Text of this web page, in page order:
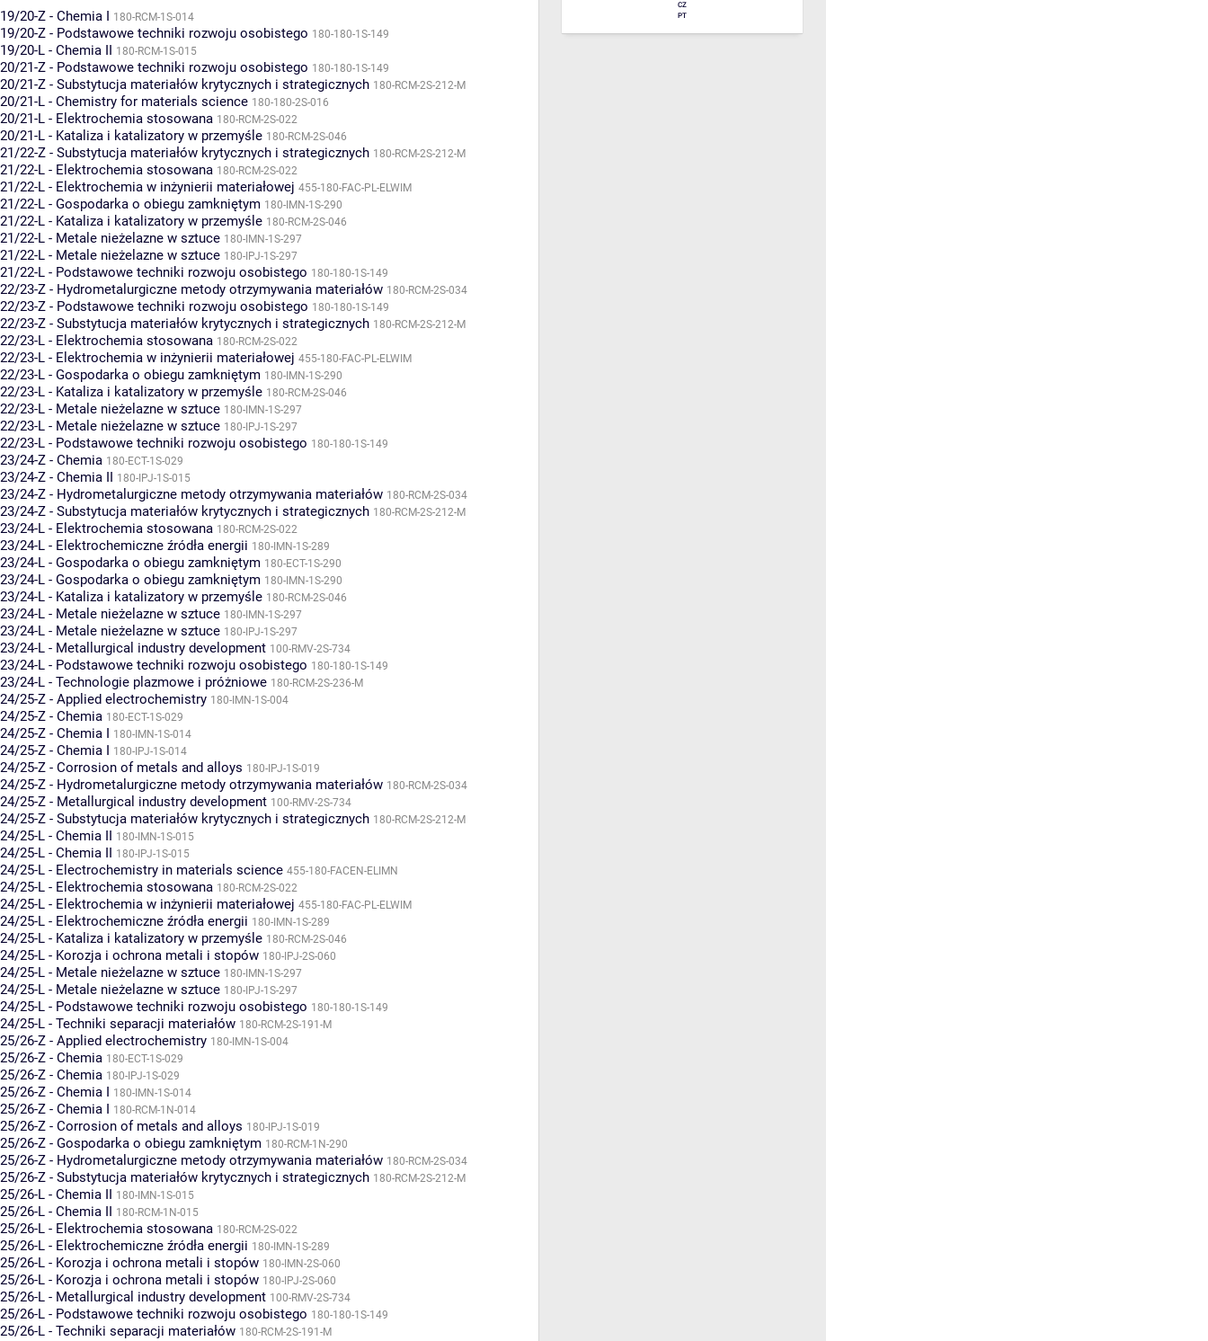
19/20-Z - Chemia I 180-RCM-1S-014
19/20-Z - Podstawowe techniki rozwoju osobistego 180-180-1S-149
19/20-L - Chemia II 180-RCM-1S-015
20/21-Z - Podstawowe techniki rozwoju osobistego 180-180-1S-149
20/21-Z - Substytucja materiałów krytycznych i strategicznych 180-RCM-2S-212-M
20/21-L - Chemistry for materials science 180-180-2S-016
20/21-L - Elektrochemia stosowana 180-RCM-2S-022
20/21-L - Kataliza i katalizatory w przemyśle 180-RCM-2S-046
21/22-Z - Substytucja materiałów krytycznych i strategicznych 180-RCM-2S-212-M
21/22-L - Elektrochemia stosowana 180-RCM-2S-022
21/22-L - Elektrochemia w inżynierii materiałowej 455-180-FAC-PL-ELWIM
21/22-L - Gospodarka o obiegu zamkniętym 180-IMN-1S-290
21/22-L - Kataliza i katalizatory w przemyśle 180-RCM-2S-046
21/22-L - Metale nieżelazne w sztuce 180-IMN-1S-297
21/22-L - Metale nieżelazne w sztuce 180-IPJ-1S-297
21/22-L - Podstawowe techniki rozwoju osobistego 180-180-1S-149
22/23-Z - Hydrometalurgiczne metody otrzymywania materiałów 180-RCM-2S-034
22/23-Z - Podstawowe techniki rozwoju osobistego 180-180-1S-149
22/23-Z - Substytucja materiałów krytycznych i strategicznych 180-RCM-2S-212-M
22/23-L - Elektrochemia stosowana 180-RCM-2S-022
22/23-L - Elektrochemia w inżynierii materiałowej 455-180-FAC-PL-ELWIM
22/23-L - Gospodarka o obiegu zamkniętym 180-IMN-1S-290
22/23-L - Kataliza i katalizatory w przemyśle 180-RCM-2S-046
22/23-L - Metale nieżelazne w sztuce 180-IMN-1S-297
22/23-L - Metale nieżelazne w sztuce 180-IPJ-1S-297
22/23-L - Podstawowe techniki rozwoju osobistego 180-180-1S-149
23/24-Z - Chemia 180-ECT-1S-029
23/24-Z - Chemia II 180-IPJ-1S-015
23/24-Z - Hydrometalurgiczne metody otrzymywania materiałów 180-RCM-2S-034
23/24-Z - Substytucja materiałów krytycznych i strategicznych 180-RCM-2S-212-M
23/24-L - Elektrochemia stosowana 180-RCM-2S-022
23/24-L - Elektrochemiczne źródła energii 180-IMN-1S-289
23/24-L - Gospodarka o obiegu zamkniętym 180-ECT-1S-290
23/24-L - Gospodarka o obiegu zamkniętym 180-IMN-1S-290
23/24-L - Kataliza i katalizatory w przemyśle 180-RCM-2S-046
23/24-L - Metale nieżelazne w sztuce 180-IMN-1S-297
23/24-L - Metale nieżelazne w sztuce 180-IPJ-1S-297
23/24-L - Metallurgical industry development 100-RMV-2S-734
23/24-L - Podstawowe techniki rozwoju osobistego 180-180-1S-149
23/24-L - Technologie plazmowe i próżniowe 180-RCM-2S-236-M
24/25-Z - Applied electrochemistry 180-IMN-1S-004
24/25-Z - Chemia 180-ECT-1S-029
24/25-Z - Chemia I 180-IMN-1S-014
24/25-Z - Chemia I 180-IPJ-1S-014
24/25-Z - Corrosion of metals and alloys 180-IPJ-1S-019
24/25-Z - Hydrometalurgiczne metody otrzymywania materiałów 180-RCM-2S-034
24/25-Z - Metallurgical industry development 100-RMV-2S-734
24/25-Z - Substytucja materiałów krytycznych i strategicznych 180-RCM-2S-212-M
24/25-L - Chemia II 180-IMN-1S-015
24/25-L - Chemia II 180-IPJ-1S-015
24/25-L - Electrochemistry in materials science 455-180-FACEN-ELIMN
24/25-L - Elektrochemia stosowana 180-RCM-2S-022
24/25-L - Elektrochemia w inżynierii materiałowej 455-180-FAC-PL-ELWIM
24/25-L - Elektrochemiczne źródła energii 180-IMN-1S-289
24/25-L - Kataliza i katalizatory w przemyśle 180-RCM-2S-046
24/25-L - Korozja i ochrona metali i stopów 180-IPJ-2S-060
24/25-L - Metale nieżelazne w sztuce 180-IMN-1S-297
24/25-L - Metale nieżelazne w sztuce 180-IPJ-1S-297
24/25-L - Podstawowe techniki rozwoju osobistego 180-180-1S-149
24/25-L - Techniki separacji materiałów 180-RCM-2S-191-M
25/26-Z - Applied electrochemistry 180-IMN-1S-004
25/26-Z - Chemia 180-ECT-1S-029
25/26-Z - Chemia 180-IPJ-1S-029
25/26-Z - Chemia I 180-IMN-1S-014
25/26-Z - Chemia I 180-RCM-1N-014
25/26-Z - Corrosion of metals and alloys 180-IPJ-1S-019
25/26-Z - Gospodarka o obiegu zamkniętym 180-RCM-1N-290
25/26-Z - Hydrometalurgiczne metody otrzymywania materiałów 180-RCM-2S-034
25/26-Z - Substytucja materiałów krytycznych i strategicznych 180-RCM-2S-212-M
25/26-L - Chemia II 180-IMN-1S-015
25/26-L - Chemia II 180-RCM-1N-015
25/26-L - Elektrochemia stosowana 180-RCM-2S-022
25/26-L - Elektrochemiczne źródła energii 180-IMN-1S-289
25/26-L - Korozja i ochrona metali i stopów 180-IMN-2S-060
25/26-L - Korozja i ochrona metali i stopów 180-IPJ-2S-060
25/26-L - Metallurgical industry development 100-RMV-2S-734
25/26-L - Podstawowe techniki rozwoju osobistego 180-180-1S-149
25/26-L - Techniki separacji materiałów 180-RCM-2S-191-M
CZ
PT